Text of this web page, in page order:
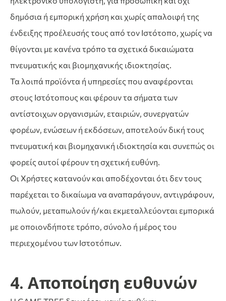
δημόσια ή εμπορική χρήση και χωρίς απαλοιφή της
ένδειξης προέλευσής τους από τον Ιστότοπο, χωρίς να
θίγονται με κανένα τρόπο τα σχετικά δικαιώματα
πνευματικής και βιομηχανικής ιδιοκτησίας.
Τα λοιπά προϊόντα ή υπηρεσίες που αναφέρονται
στους Ιστότοπους και φέρουν τα σήματα των
αντίστοιχων οργανισμών, εταιριών, συνεργατών
φορέων, ενώσεων ή εκδόσεων, αποτελούν δική τους
πνευματική και βιομηχανική ιδιοκτησία και συνεπώς οι
φορείς αυτοί φέρουν τη σχετική ευθύνη.
Οι Χρήστες κατανούν και αποδέχονται ότι δεν τους
παρέχεται το δικαίωμα να αναπαράγουν, αντιγράφουν,
πωλούν, μεταπωλούν ή/και εκμεταλλεύονται εμπορικά
με οποιονδήποτε τρόπο, σύνολο ή μέρος του
περιεχομένου των Ιστοτόπων.
4. Αποποίηση ευθυνών